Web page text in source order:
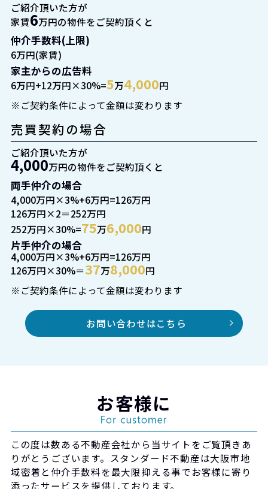
ご紹介頂いた方が
家賃6万円の物件をご契約頂くと
仲介手数料(上限)
6万円(家賃)
家主からの広告料
6万円+12万円×30%=5万4,000円
※ご契約条件によって金額は変わります
売買契約の場合
ご紹介頂いた方が
4,000万円の物件をご契約頂くと
両手仲介の場合
4,000万円×3%+6万円=126万円
126万円×2＝252万円
252万円×30%=75万6,000円
片手仲介の場合
4,000万円×3%+6万円=126万円
126万円×30%＝37万8,000円
※ご契約条件によって金額は変わります
お問い合わせはこちら
お客様に
この度は数ある不動産会社から当サイトをご覧頂きあ
りがとうございます。スタンダード不動産は大阪市地
域密着と仲介手数料を最大限抑える事でお客様に寄り
添ったサービスを提供しております。